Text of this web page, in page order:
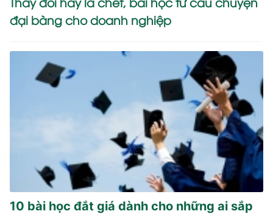
đại bàng cho doanh nghiệp
10 bài học đắt giá dành cho những ai sắp